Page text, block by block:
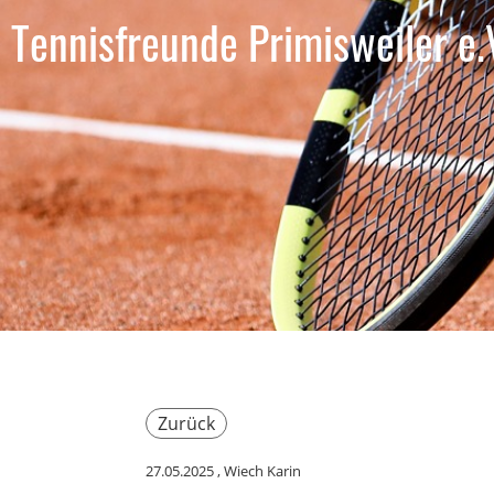
Tennisfreunde Primisweiler
Zurück
27.05.2025, Wiech Karin